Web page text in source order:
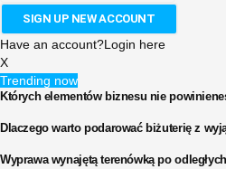
Have an account?Login here
X
Trending now
Których elementów biznesu nie
Dlaczego warto podarować biżuterię z
Wyprawa wynajętą terenówką po